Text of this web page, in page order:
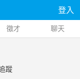
登入
徵才 聊天
蹤